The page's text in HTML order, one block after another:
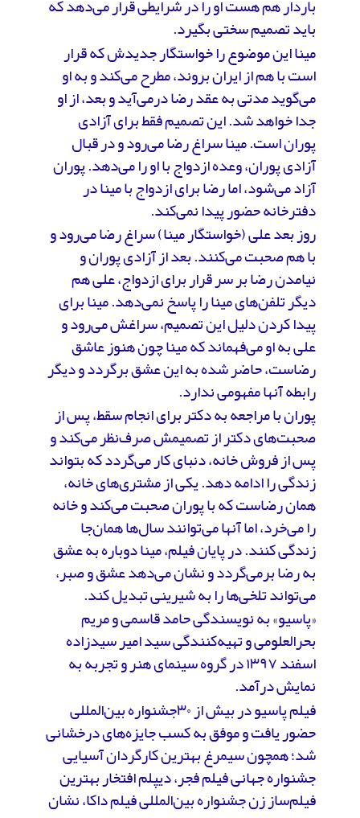
باردار هم هست او را در شرایطی قرار می‌دهد که
باید تصمیم سختی بگیرد.
مینا این موضوع را خواستگار جدیدش که قرار
است با هم از ایران بروند، مطرح می‌کند و به او
می‌گوید مدتی به عقد رضا درمی‌آید و بعد، از او
جدا خواهد شد. این تصمیم فقط برای آزادی
پوران است. مینا سراغ رضا می‌رود و در قبال
آزادی پوران، وعده ازدواج با او را می‌دهد. پوران
آزاد می‌شود، اما رضا برای ازدواج با مینا در
دفترخانه حضور پیدا نمی‌کند.
روز بعد علی (خواستگار مینا) سراغ رضا می‌رود و
با هم صحبت می‌کنند. بعد از آزادی پوران و
نیامدن رضا بر سر قرار برای ازدواج، علی هم
دیگر تلفن‌های مینا را پاسخ نمی‌دهد. مینا برای
پیدا کردن دلیل این تصمیم، سراغش می‌رود و
علی به او می‌فهماند که مینا چون هنوز عاشق
رضاست، حاضر شده به این عشق برگردد و دیگر
رابطه آنها مفهومی ندارد.
پوران با مراجعه به دکتر برای انجام سقط، پس از
صحبت‌های دکتر از تصمیمش صرف‌نظر می‌کند و
پس از فروش خانه، دنبای کار می‌گردد که بتواند
زندگی را ادامه دهد. یکی از مشتری‌های خانه،
همان رضاست که با پوران صحبت می‌کند و خانه
را می‌خرد، اما آنها می‌توانند سال‌ها همان‌جا
زندگی کنند. در پایان فیلم، مینا دوباره به عشق
به رضا برمی‌گردد و نشان می‌دهد عشق و صبر،
می‌تواند تلخی‌ها را به شیرینی تبدیل کند.
«پاسیو» به نویسندگی حامد قاسمی و مریم
بحرالعلومی و تهیه‌کنندگی سید امیر سیدزاده
اسفند ۱۳۹۷ در گروه سینمای هنر و تجربه به
نمایش درآمد.
فیلم پاسیو در بیش از ۳۰جشنواره بین‌المللی
حضور یافت و موفق به کسب جایزه‌های درخشانی
شد؛ همچون سیمرغ بهترین کارگردان آسیایی
جشنواره جهانی فیلم فجر، دیپلم افتخار بهترین
فیلم‌ساز زن جشنواره بین‌المللی فیلم داکا، نشان